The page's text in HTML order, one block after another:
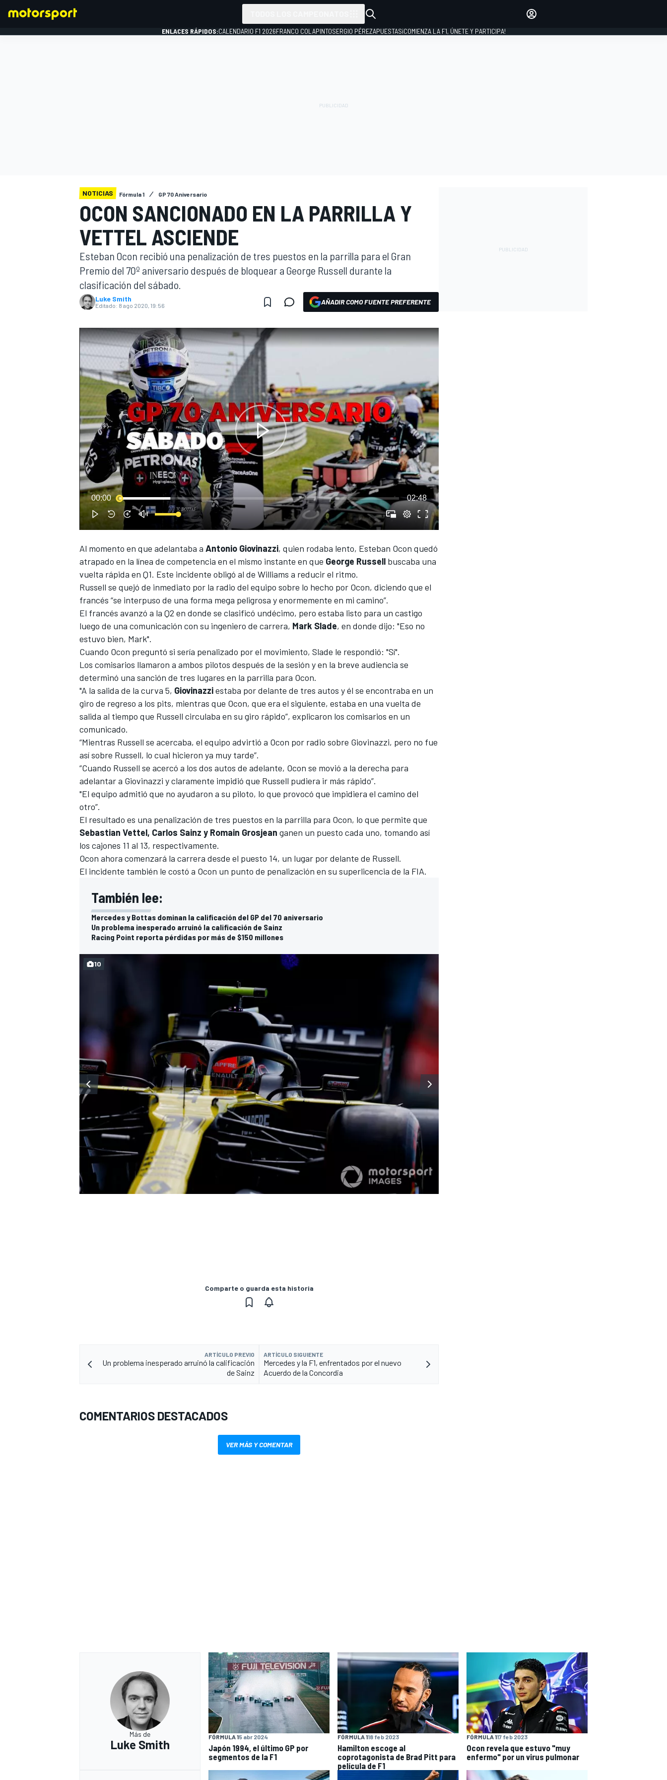
INDYCAR
MOTOGP
FÓRMULA E
WRC
INICIAR SESIÓN
ENLACES RÁPIDOS:CALENDARIO F1 2026FRANCO COLAPINTOSERGIO PÉREZAPUESTAS¡COMIENZA LA F1, ÚNETE Y PARTICIPA!
NOTICIAS Fórmula 1 GP 70 Aniversario
OCON SANCIONADO EN LA PARRILLA Y
VETTEL ASCIENDE
Esteban Ocon recibió una penalización de tres puestos en la parrilla para el Gran
Premio del 70º aniversario después de bloquear a George Russell durante la
clasificación del sábado.
Luke Smith
Editado: 8 ago 2020, 19:56 AÑADIR COMO FUENTE PREFERENTE
00:00 02:48
Al momento en que adelantaba a Antonio Giovinazzi, quien rodaba lento, Esteban Ocon quedó
atrapado en la línea de competencia en el mismo instante en que George Russell buscaba una
vuelta rápida en Q1. Este incidente obligó al de Williams a reducir el ritmo.
Russell se quejó de inmediato por la radio del equipo sobre lo hecho por Ocon, diciendo que el
francés “se interpuso de una forma mega peligrosa y enormemente en mi camino”.
El francés avanzó a la Q2 en donde se clasificó undécimo, pero estaba listo para un castigo
luego de una comunicación con su ingeniero de carrera, Mark Slade, en donde dijo: "Eso no
estuvo bien, Mark".
Cuando Ocon preguntó si sería penalizado por el movimiento, Slade le respondió: "Sí".
Los comisarios llamaron a ambos pilotos después de la sesión y en la breve audiencia se
determinó una sanción de tres lugares en la parrilla para Ocon.
"A la salida de la curva 5, Giovinazziestaba por delante de tres autos y él se encontraba en un
giro de regreso a los pits, mientras que Ocon, que era el siguiente, estaba en una vuelta de
salida al tiempo que Russell circulaba en su giro rápido”, explicaron los comisarios en un
comunicado.
“Mientras Russell se acercaba, el equipo advirtió a Ocon por radio sobre Giovinazzi, pero no fue
así sobre Russell, lo cual hicieron ya muy tarde”.
“Cuando Russell se acercó a los dos autos de adelante, Ocon se movió a la derecha para
adelantar a Giovinazzi y claramente impidió que Russell pudiera ir más rápido”.
"El equipo admitió que no ayudaron a su piloto, lo que provocó que impidiera el camino del
otro”.
El resultado es una penalización de tres puestos en la parrilla para Ocon, lo que permite que
Sebastian Vettel, Carlos Sainz y Romain Grosjean ganen un puesto cada uno, tomando así
los cajones 11 al 13, respectivamente.
Ocon ahora comenzará la carrera desde el puesto 14, un lugar por delante de Russell.
El incidente también le costó a Ocon un punto de penalización en su superlicencia de la FIA.
También lee:
Mercedes y Bottas dominan la calificación del GP del 70 aniversario
Un problema inesperado arruinó la calificación de Sainz
Racing Point reporta pérdidas por más de $150 millones
10
Comparte o guarda esta historia
ARTÍCULO PREVIO
Un problema inesperado arruinó la calificación
de Sainz
ARTÍCULO SIGUIENTE
Mercedes y la F1, enfrentados por el nuevo
Acuerdo de la Concordia
COMENTARIOS DESTACADOS
VER MÁS Y COMENTAR
Más de
Luke Smith
FÓRMULA 15 abr 2024
Japón 1994, el último GP por
segmentos de la F1
FÓRMULA 118 feb 2023
Hamilton escoge al
coprotagonista de Brad Pitt para
película de F1
FÓRMULA 117 feb 2023
Ocon revela que estuvo "muy
enfermo" por un virus pulmonar